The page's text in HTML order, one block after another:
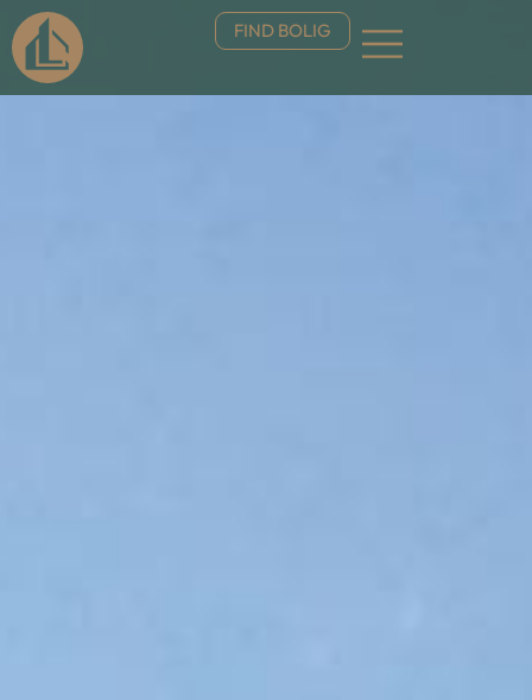
FIND BOLIG